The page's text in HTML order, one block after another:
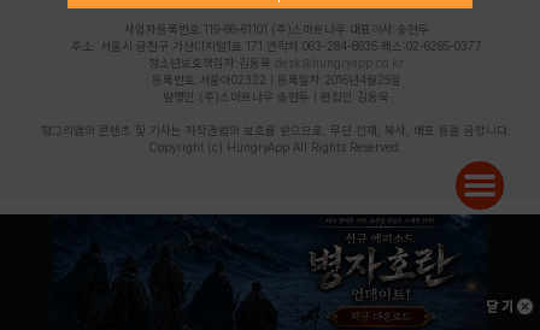
사업자등록번호:119-86-61101 (주)스마트나우 대표이사:송현두
주소: 서울시 금천구 가산디지털1로 171 연락처:063-284-8635 팩스:02-6265-0377
청소년보호책임자:김동욱 desk@hungryapp.co.kr
등록번호:서울아02322 | 등록일자:2016년4월25일
발행인:(주)스마트나우 송현두 | 편집인:김동욱
헝그리앱의 콘텐츠 및 기사는 저작권법의 보호를 받으므로, 무단 전재, 복사, 배포 등을 금합니다.
Copyright (c) HungryApp All Rights Reserved.